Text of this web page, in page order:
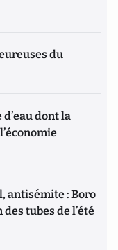
du
d’eau dont la
antisémite : Boro
tubes de l’été